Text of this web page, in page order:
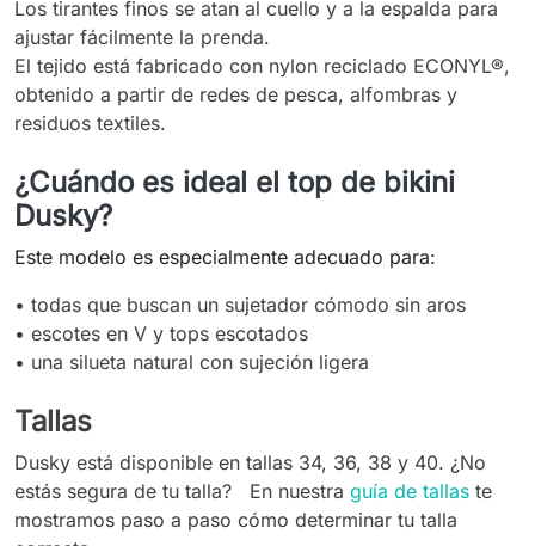
Los tirantes finos se atan al cuello y a la espalda para
ajustar fácilmente la prenda.
El tejido está fabricado con nylon reciclado ECONYL®,
obtenido a partir de redes de pesca, alfombras y
residuos textiles.
¿Cuándo es ideal el top de bikini
Dusky?
Este modelo es especialmente adecuado para:
• todas que buscan un sujetador cómodo sin aros
• escotes en V y tops escotados
• una silueta natural con sujeción ligera
Tallas
Dusky está disponible en tallas 34, 36, 38 y 40. ¿No
estás segura de tu talla? En nuestra guía de tallas te
mostramos paso a paso cómo determinar tu talla